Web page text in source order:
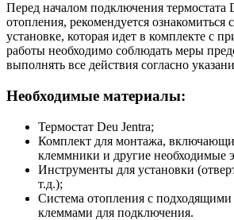
Перед началом подключения термостата
отопления, рекомендуется ознакомиться
установке, которая идет в комплекте с
работы необходимо соблюдать меры
выполнять все действия согласно
Необходимые материалы:
Термостат Deu Jentra;
Комплект для монтажа,
клеммники и другие необходимые
Инструменты для установки
т.д.);
Система отопления с
клеммами для подключения.